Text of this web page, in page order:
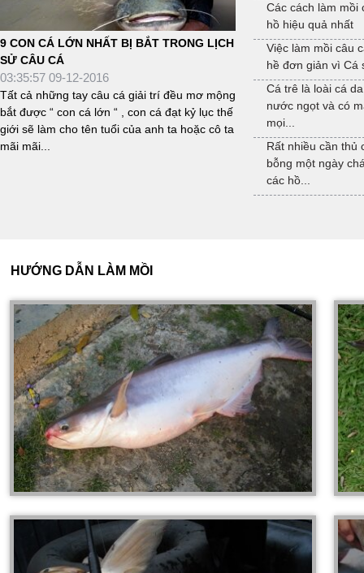
9 CON CÁ LỚN NHẤT BỊ BẮT TRONG LỊCH
SỬ CÂU CÁ
03:35:57 09-12-2016
Tất cả những tay câu cá giải trí đều mơ mộng
bắt được “ con cá lớn “ , con cá đạt kỷ lục thế
giới sẽ làm cho tên tuổi của anh ta hoặc cô ta
mãi mãi...
Các cách làm mồi
hồ hiệu quả nhất
Việc làm mồi câu
hề đơn giản vì Cá
Cá trê là loài cá
nước ngọt và có
mọi...
Rất nhiều cần thủ
bỗng một ngày
các hồ...
HƯỚNG DẪN LÀM MỒI